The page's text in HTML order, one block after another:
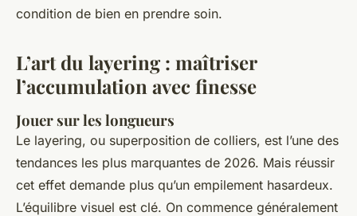
condition de bien en prendre soin.
L’art du layering : maîtriser
l’accumulation avec finesse
Jouer sur les longueurs
Le layering, ou superposition de colliers, est l’une des
tendances les plus marquantes de 2026. Mais réussir
cet effet demande plus qu’un empilement hasardeux.
L’équilibre visuel est clé. On commence généralement